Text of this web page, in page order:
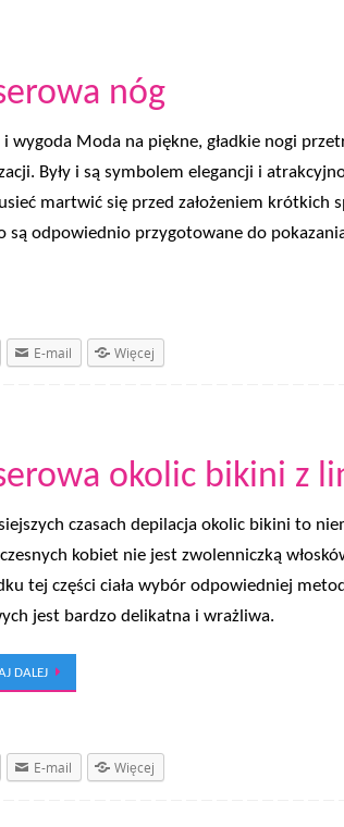
nóg
i wygoda Moda na piękne, gładkie nogi
Były i są symbolem elegancji i
martwić się przed założeniem krótkich
są odpowiednio przygotowane do
E-mail Więcej
okolic bikini z
czasach depilacja okolic bikini to
kobiet nie jest zwolenniczką
tej części ciała wybór odpowiedniej
jest bardzo delikatna i wrażliwa.
DALEJ
E-mail Więcej